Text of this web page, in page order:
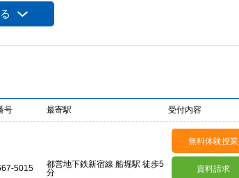
ライン個別指導
対策 大学一般選抜対策 大学入試一般選抜対策
号 最寄駅 受付内容
5015
都営地下鉄新宿線 船堀駅 徒歩5
分
無料体験授業
資料請求